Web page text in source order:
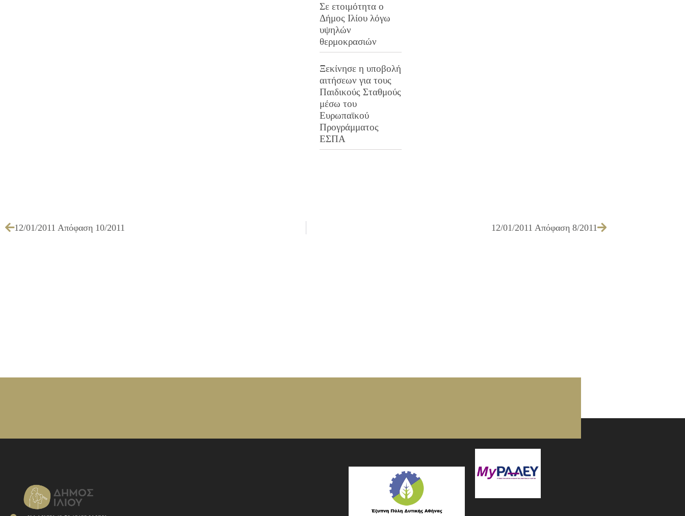
Σε ετοιμότητα ο
Δήμος Ιλίου λόγω
υψηλών
θερμοκρασιών
Ξεκίνησε η υποβολή
αιτήσεων για τους
Παιδικούς Σταθμούς
μέσω του
Ευρωπαϊκού
Προγράμματος
ΕΣΠΑ
12/01/2011 Απόφαση 10/2011 12/01/2011 Απόφαση 8/2011